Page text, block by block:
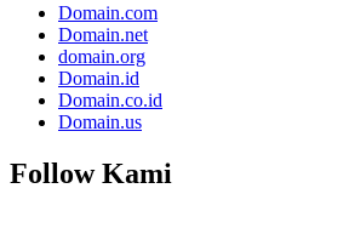
Domain.com
Domain.net
domain.org
Domain.id
Domain.co.id
Domain.us
Follow Kami